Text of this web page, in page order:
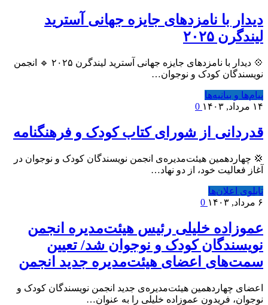
دیدار با نامزدهای جایزه جهانی آسترید
لیندگرن ۲۰۲۵
💠 دیدار با نامزدهای جایزه جهانی آسترید لیندگرن ۲۰۲۵ 🔹 انجمن
نویسندگان کودک و نوجوان…
پیام‌ها و بیانیه‌ها
۱۴ مرداد, ۱۴۰۳
قدردانی از شورای کتاب کودک و فرهنگنامه
💢 چهاردهمین هیئت‌مدیره‌ی انجمن نویسندگان کودک و نوجوان در
آغاز فعالیت خود، از دو نهاد…
تابلوی اعلان‌ها
۶ مرداد, ۱۴۰۳
عموزاده خلیلی رئیس هیئت‌مدیره انجمن
نویسندگان کودک و نوجوان شد/ تعیین
سمت‌های اعضای هیئت‌مدیره جدید انجمن
اعضای چهاردهمین هیئت‌مدیره‌ی جدید انجمن نویسندگان کودک و
نوجوان، فریدون عموزاده خلیلی را به عنوان…